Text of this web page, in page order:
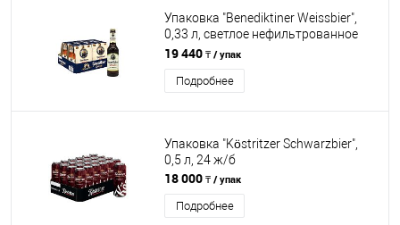
Упаковка "Benediktiner Weissbier",
0,33 л, светлое нефильтрованное
непастеризованное, 24 бут
19 440 ₸ / упак
Подробнее
Упаковка "Köstritzer Schwarzbier",
0,5 л, 24 ж/б
18 000 ₸ / упак
Подробнее